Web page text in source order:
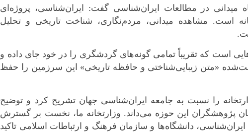
میدانی در مطالعات ایران‌شناسی گفت: ایران‌شناسی، پروژه‌ای
است. مشاهده میدانی، مردم‌نگاری، شناخت تاریخی و تحلیل
است که تقریباً تمامی گونه‌های گردشگری را در خود جای داده و
آن با بیش از ۲۹۹ رشته ثبت‌شده «متن زیبایی‌شناختی و حافظه تاریخی» این سرزمین را حفظ
را نسبت به جامعه ایران‌شناسی جهان تشریح کرد و توضیح
پژوهشگران این حوزه می‌داند. وزارتخانه ما، نخست بر گسترش
دانشگاه‌ها و سازمان فرهنگ و ارتباطات اسلامی تاکید